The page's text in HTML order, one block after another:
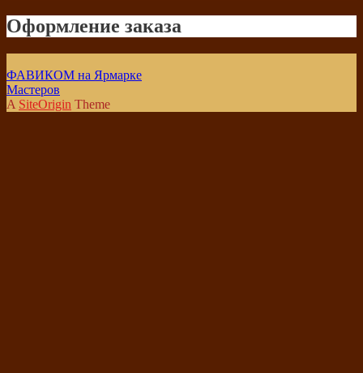
Оформление заказа
ФАВИКОМ на Ярмарке
Мастеров
A SiteOrigin Theme